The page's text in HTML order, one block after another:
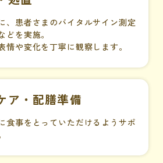
、患者さまのバイタルサイン測定
どを実施。
情や変化を丁寧に観察します。
ア・配膳準備
食事をとっていただけるようサポ